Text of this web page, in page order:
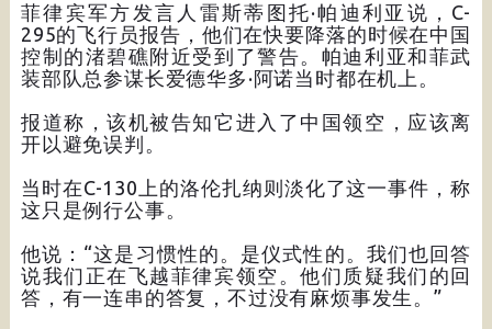
菲律宾军方发言人雷斯蒂图托·帕迪利亚说，C-
295的飞行员报告，他们在快要降落的时候在中国
控制的渚碧礁附近受到了警告。帕迪利亚和菲武
装部队总参谋长爱德华多·阿诺当时都在机上。
报道称，该机被告知它进入了中国领空，应该离
开以避免误判。
当时在C-130上的洛伦扎纳则淡化了这一事件，称
这只是例行公事。
他说：“这是习惯性的。是仪式性的。我们也回答
说我们正在飞越菲律宾领空。他们质疑我们的回
答，有一连串的答复，不过没有麻烦事发生。”